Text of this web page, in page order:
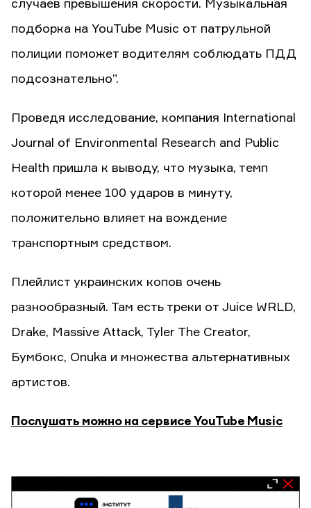
случаев превышения скорости. Музыкальная
подборка на YouTube Music от патрульной
полиции поможет водителям соблюдать ПДД
подсознательно”.
Проведя исследование, компания International
Journal of Environmental Research and Public
Health пришла к выводу, что музыка, темп
которой менее 100 ударов в минуту,
положительно влияет на вождение
транспортным средством.
Плейлист украинских копов очень
разнообразный. Там есть треки от Juice WRLD,
Drake, Massive Attack, Tyler The Creator,
Бумбокс, Onuka и множества альтернативных
артистов.
Послушать можно на сервисе YouTube Music